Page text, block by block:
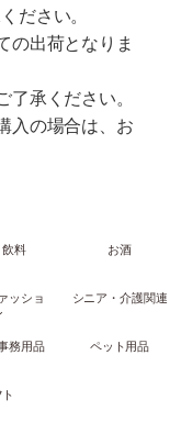
ださい。
の出荷となりま
承ください。
入の場合は、お
飲料 お酒
ッショ
シニア・介護関連
務用品 ペット用品